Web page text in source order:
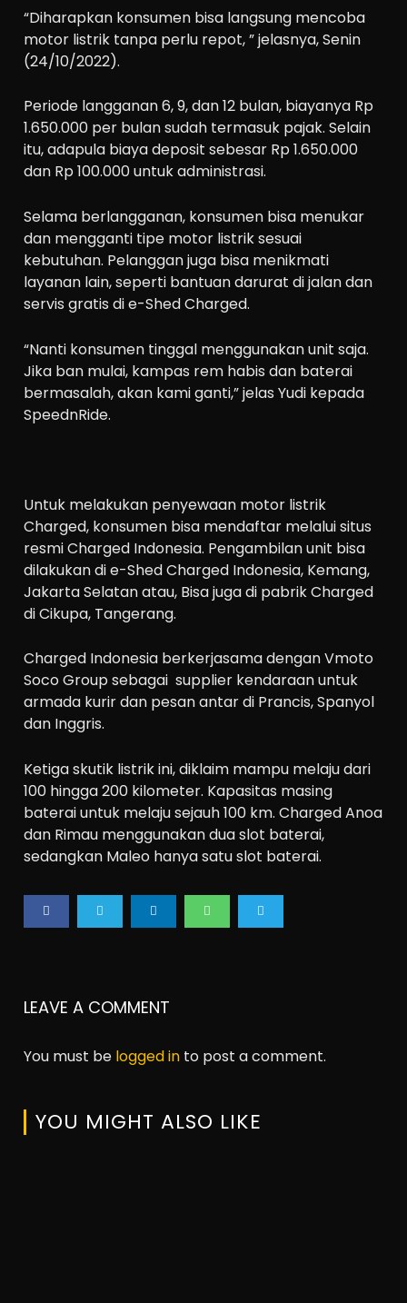
“Diharapkan konsumen bisa langsung mencoba
motor listrik tanpa perlu repot, ” jelasnya, Senin
(24/10/2022).
Periode langganan 6, 9, dan 12 bulan, biayanya Rp
1.650.000 per bulan sudah termasuk pajak. Selain
itu, adapula biaya deposit sebesar Rp 1.650.000
dan Rp 100.000 untuk administrasi.
Selama berlangganan, konsumen bisa menukar
dan mengganti tipe motor listrik sesuai
kebutuhan. Pelanggan juga bisa menikmati
layanan lain, seperti bantuan darurat di jalan dan
servis gratis di e-Shed Charged.
“Nanti konsumen tinggal menggunakan unit saja.
Jika ban mulai, kampas rem habis dan baterai
bermasalah, akan kami ganti,” jelas Yudi kepada
SpeednRide.
Untuk melakukan penyewaan motor listrik
Charged, konsumen bisa mendaftar melalui situs
resmi Charged Indonesia. Pengambilan unit bisa
dilakukan di e-Shed Charged Indonesia, Kemang,
Jakarta Selatan atau, Bisa juga di pabrik Charged
di Cikupa, Tangerang.
Charged Indonesia berkerjasama dengan Vmoto
Soco Group sebagai supplier kendaraan untuk
armada kurir dan pesan antar di Prancis, Spanyol
dan Inggris.
Ketiga skutik listrik ini, diklaim mampu melaju dari
100 hingga 200 kilometer. Kapasitas masing
baterai untuk melaju sejauh 100 km. Charged Anoa
dan Rimau menggunakan dua slot baterai,
sedangkan Maleo hanya satu slot baterai.
LEAVE A COMMENT
You must be logged in to post a comment.
YOU MIGHT ALSO LIKE